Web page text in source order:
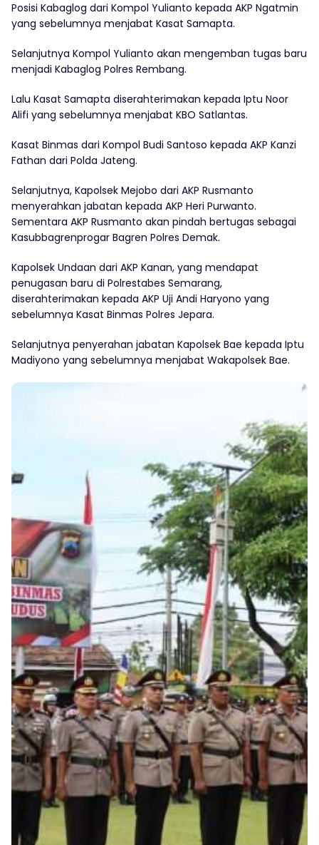
Posisi Kabaglog dari Kompol Yulianto kepada AKP Ngatmin
yang sebelumnya menjabat Kasat Samapta.
Selanjutnya Kompol Yulianto akan mengemban tugas baru
menjadi Kabaglog Polres Rembang.
Lalu Kasat Samapta diserahterimakan kepada Iptu Noor
Alifi yang sebelumnya menjabat KBO Satlantas.
Kasat Binmas dari Kompol Budi Santoso kepada AKP Kanzi
Fathan dari Polda Jateng.
Selanjutnya, Kapolsek Mejobo dari AKP Rusmanto
menyerahkan jabatan kepada AKP Heri Purwanto.
Sementara AKP Rusmanto akan pindah bertugas sebagai
Kasubbagrenprogar Bagren Polres Demak.
Kapolsek Undaan dari AKP Kanan, yang mendapat
penugasan baru di Polrestabes Semarang,
diserahterimakan kepada AKP Uji Andi Haryono yang
sebelumnya Kasat Binmas Polres Jepara.
Selanjutnya penyerahan jabatan Kapolsek Bae kepada Iptu
Madiyono yang sebelumnya menjabat Wakapolsek Bae.